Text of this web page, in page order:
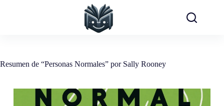
Resumen de “Personas Normales” por Sally Rooney